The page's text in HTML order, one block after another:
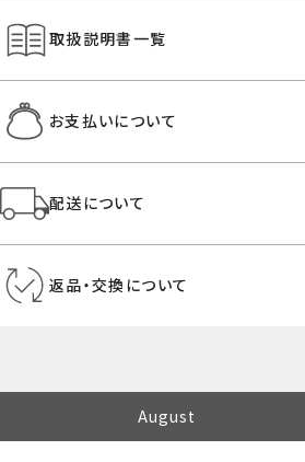
取扱説明書一覧
お支払いについて
配送について
返品・交換について
August